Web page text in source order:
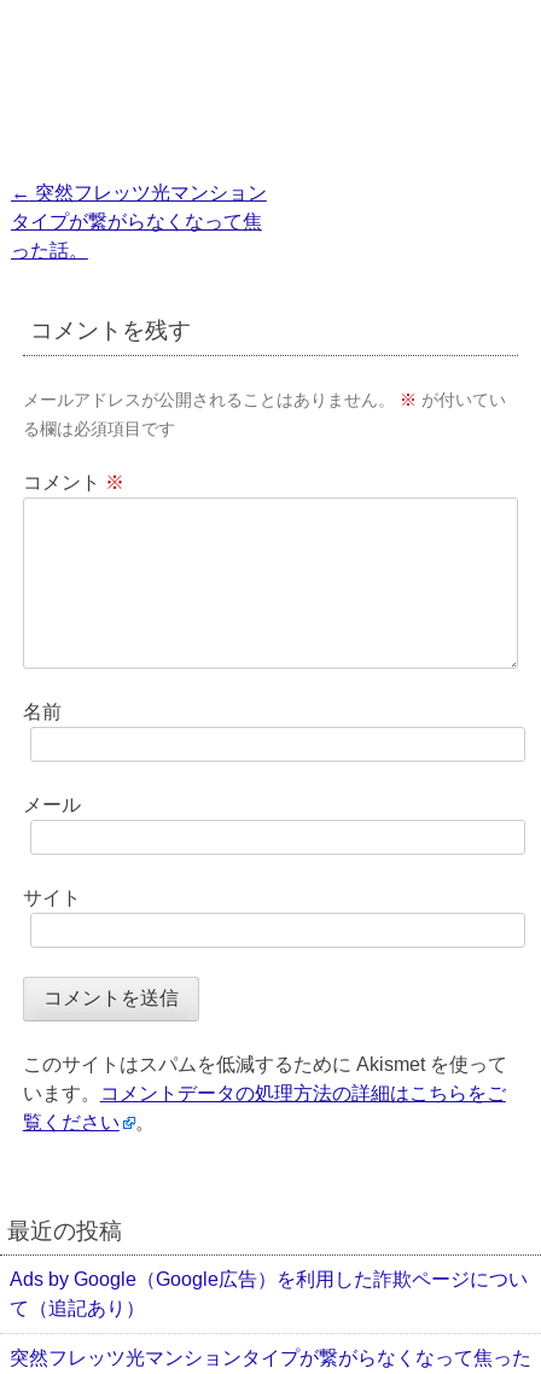
投
稿
ゲ
シ
ン
← 突然フレッツ光マンション
タイプが繋がらなくなって焦
った話。
コメントを残す
メールアドレスが公開されることはありません。 ※ が付いてい
る欄は必須項目です
コメント ※
名前
メール
サイト
このサイトはスパムを低減するために Akismet を使って
います。
コメントデータの処理方法の詳細はこちらをご
覧ください
。
最近の投稿
Ads by Google（Google広告）を利用した詐欺ページについ
て（追記あり）
突然フレッツ光マンションタイプが繋がらなくなって焦った